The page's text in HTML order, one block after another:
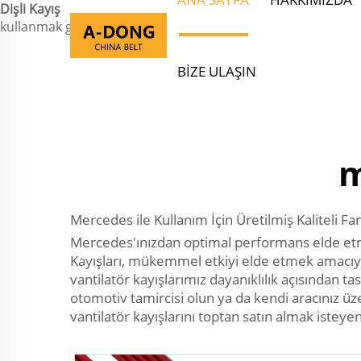
Dişli Kayış
kullanmak gerekir....">
BIZE ULAŞIN
Mercedes ile Kullanım İçin Üretilmiş Kaliteli Fan
Mercedes'ınızdan optimal performans elde
Kayışları, mükemmel etkiyi elde etmek
vantilatör kayışlarımız dayanıklılık
otomotiv tamircisi olun ya da kendi aracınız
vantilatör kayışlarını toptan satın almak